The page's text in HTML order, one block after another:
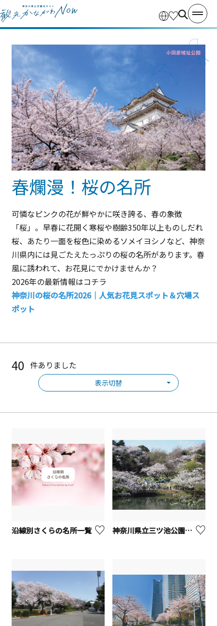
春爛漫！桜の名所
可憐なピンクの花が鮮やかに咲き誇る、春の象徴
「桜」。早春に花開く寒桜や樹齢350年以上ものしだれ
桜、あたり一面を桜色に染めるソメイヨシノなど、神奈
川県内には見ごたえたっぷりの桜の名所があります。春
風に誘われて、お花見にでかけませんか？
2026年の最新情報はコチラ
神奈川の桜の名所2026｜人気お花見スポット＆穴場ス
ポット
40 件ありました
表示切替
沿線別さくらの名所一覧 神奈川県立三ツ池公園【横浜市】